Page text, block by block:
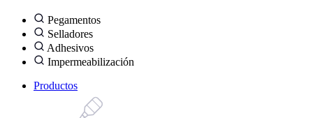
Pegamentos
Selladores
Adhesivos
Impermeabilización
Productos